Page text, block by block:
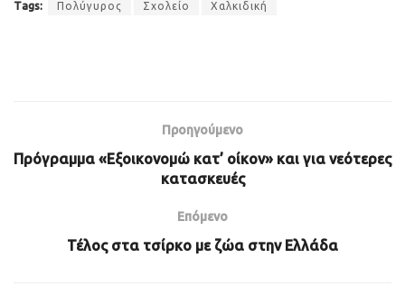
Tags: Πολύγυρος Σχολείο Χαλκιδική
Προηγούμενο
Πρόγραμμα «Εξοικονομώ κατ’ οίκον» και για νεότερες
κατασκευές
Επόμενο
Τέλος στα τσίρκο με ζώα στην Ελλάδα